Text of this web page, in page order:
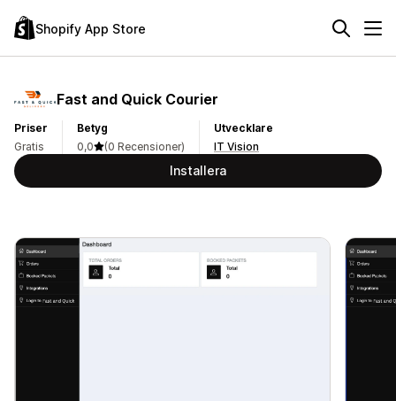
Shopify App Store
Fast and Quick Courier
Priser
Gratis
Betyg
0,0
(0 Recensioner)
Utvecklare
IT Vision
Installera